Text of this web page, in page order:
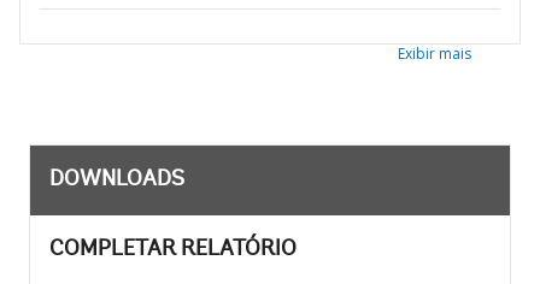
Exibir mais
DOWNLOADS
COMPLETAR RELATÓRIO